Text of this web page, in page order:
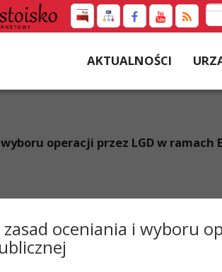
AKTUALNOŚCI
operacji przez LGD w ramach
oceniania i wyboru